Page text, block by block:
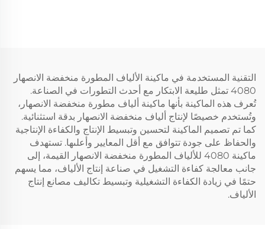
التقنية المستخدمة في ماكينة الألياف المطورة منخفضة الانصهار
4080 تمثل طليعة الابتكار مع أحدث التطورات في الصناعة.
تُعرف هذه الماكينة بأنها ماكينة ألياف مطورة منخفضة الانصهار،
وتُستخدم خصيصًا لإنتاج ألياف منخفضة الانصهار بدقة استثنائية.
كما تم تصميم الماكينة لتحسين وتبسيط الإنتاج والكفاءة الإنتاجية
والحفاظ على جودة تتوافق مع أقل المعايير وأعلىها. تستهدف
ماكينة 4080 للألياف المطورة منخفضة الانصهار القيمة، إلى
جانب معالجة كفاءة التشغيل في صناعة إنتاج الألياف، مما يسهم
حتمًا في زيادة الكفاءة التشغيلية وتبسيط تكاليف مصانع إنتاج
الألياف.